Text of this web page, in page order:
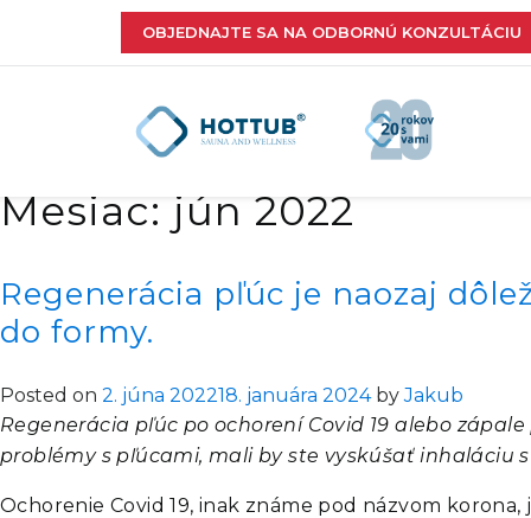
OBJEDNAJTE SA NA ODBORNÚ KONZULTÁCIU
Mesiac: jún 2022
Regenerácia pľúc je naozaj
do formy.
Posted on 2. júna 202218. januára 2024byJakub
Regenerácia pľúc po ochorení Covid 19 alebo
problémy s pľúcami, mali by ste vyskúšať inhaláciu
Ochorenie Covid 19, inak známe pod názvom